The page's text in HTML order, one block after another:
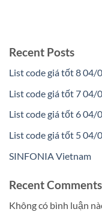
Recent Posts
List code giá tốt 8 04/
List code giá tốt 7 04/
List code giá tốt 6 04/
List code giá tốt 5 04/
SINFONIA Vietnam
Recent Comments
Không có bình luận